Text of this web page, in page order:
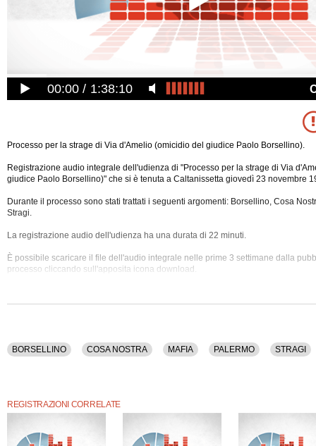
00:00 1:38:10
Processo per la strage di Via d'Amelio (omicidio del giudice Paolo Borsellino).
Registrazione audio integrale dell'udienza di "Processo per la strage di Via
giudice Paolo Borsellino)" che si è tenuta a Caltanissetta giovedì 23 novembre
Durante il processo sono stati trattati i seguenti argomenti: Borsellino, Cosa
Stragi.
La registrazione audio dell'udienza ha una durata di 22 minuti.
È possibile scaricare il file dell'audio integrale nelle prime 3 settimane dalla
processo cliccando sull'apposita icona download.
BORSELLINO COSA NOSTRA MAFIA PALERMO STRAGI
REGISTRAZIONI CORRELATE